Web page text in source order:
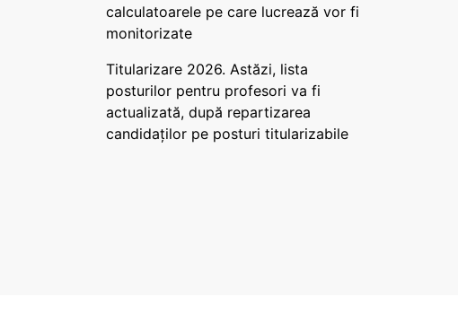
calculatoarele pe care lucrează vor fi
monitorizate
Titularizare 2026. Astăzi, lista
posturilor pentru profesori va fi
actualizată, după repartizarea
candidaților pe posturi titularizabile